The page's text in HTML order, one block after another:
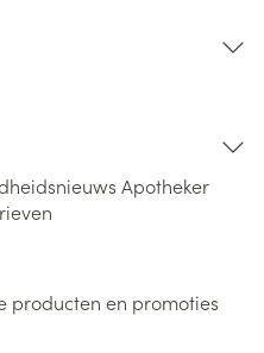
Apotheker
producten en promoties